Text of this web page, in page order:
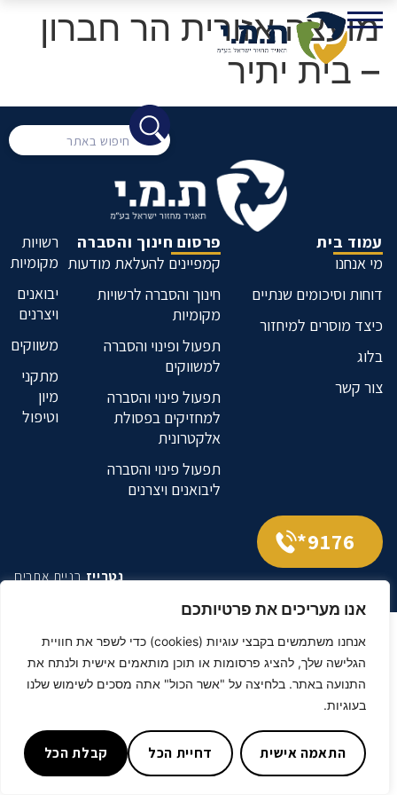
אנו מעריכים את פרטיותכם
אנחנו משתמשים בקבצי עוגיות (cookies) כדי לשפר את חוויית
הגלישה שלך, להציג פרסומות או תוכן מותאמים אישית ולנתח את
התנועה באתר. בלחיצה על "אשר הכול" אתה מסכים לשימוש שלנו
בעוגיות.
התאמה אישית דחיית הכל קבלת הכל
מועצה אזורית הר חברון
– בית יתיר
עמוד בית
מי אנחנו
דוחות וסיכומים שנתיים
כיצד מוסרים למיחזור
בלוג
צור קשר
פרסום חינוך והסברה
קמפיינים להעלאת מודעות
חינוך והסברה לרשויות
מקומיות
תפעול ופינוי והסברה
למשווקים
תפעול פינוי והסברה
למחזיקים בפסולת
אלקטרונית
תפעול פינוי והסברה
ליבואנים ויצרנים
רשויות
מקומיות
יבואנים
ויצרנים
משווקים
מתקני
מיון
וטיפול
9176*
נטרייזבניית אתרים